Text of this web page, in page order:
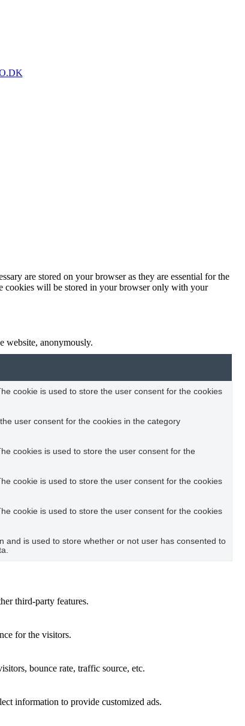
are stored on your browser as they are essential for the
cookies will be stored in your browser only with your
website, anonymously.
cookie is used to store the user consent for the cookies
user consent for the cookies in the category
cookies is used to store the user consent for the
cookie is used to store the user consent for the cookies
cookie is used to store the user consent for the cookies
and is used to store whether or not user has consented to
third-party features.
for the visitors.
bounce rate, traffic source, etc.
information to provide customized ads.